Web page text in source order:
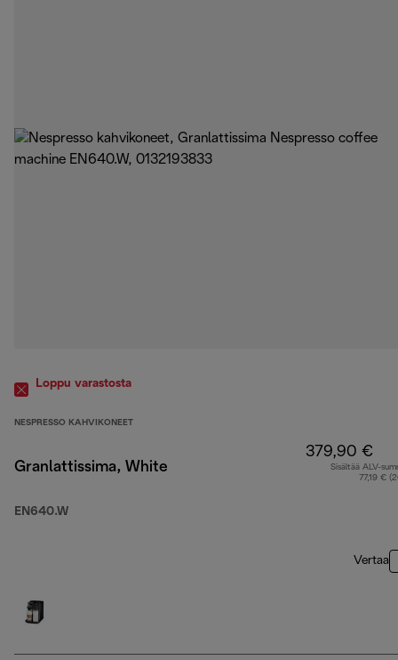
Loppu varastosta
NESPRESSO KAHVIKONEET
Granlattissima, White
EN640.W
379,90 €
Sisältää ALV-
77,19 €
Vertaa